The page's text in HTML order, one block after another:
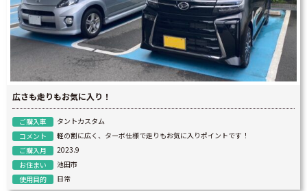
広さも走りもお気に入り！
ご購入車
タントカスタム
コメント
軽の割に広く、ターボ仕様で走りもお気に入りポイントです！
ご購入月
2023.9
お住まい
池田市
使用目的
日常